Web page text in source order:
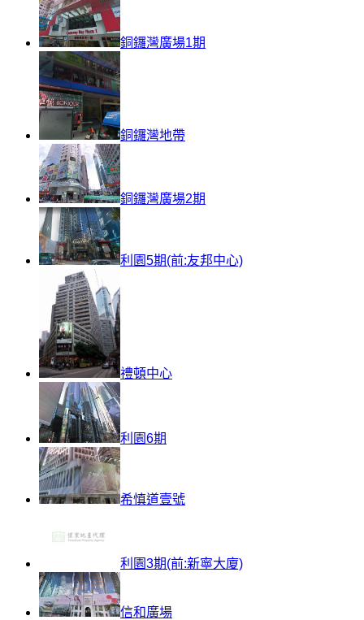
銅鑼灣廣場1期
銅鑼灣地帶
銅鑼灣廣場2期
利園5期(前:友邦中心)
禮頓中心
利園6期
希慎道壹號
利園3期(前:新寧大廈)
信和廣場